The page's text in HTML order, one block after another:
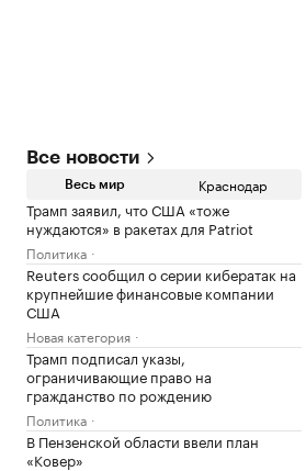
Все новости
Весь мир Краснодар
Трамп заявил, что США «тоже
нуждаются» в ракетах для Patriot
Политика
Reuters сообщил о серии кибератак на
крупнейшие финансовые компании
США
Новая категория
Трамп подписал указы,
ограничивающие право на
гражданство по рождению
Политика
В Пензенской области ввели план
«Ковер»